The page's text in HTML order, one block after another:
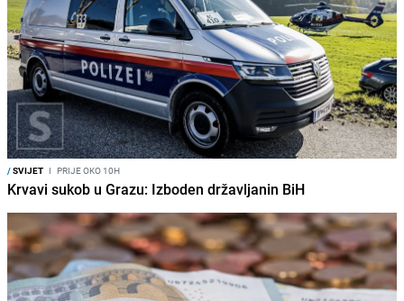
/SVIJET I PRIJE OKO 10H
Krvavi sukob u Grazu: Izboden državljanin BiH